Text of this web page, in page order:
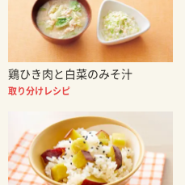
鶏ひき肉と白菜のみそ汁
取り分けレシピ